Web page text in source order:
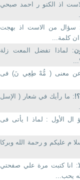
اذ الكتو ر احمد صبحي
سؤال من الاست اذ بهجت
كلمة...
: لماذا تفضل المعت زلة
معنى ( مُّهْ طِعِي نَ) فى
: ما رأيك في شعار ( الإسل
ال الأول : لماذ ا يأتى فى
م عليكم و رحمة الله وبركا
: انا كتبت مرة علي صفحتي
يحب...